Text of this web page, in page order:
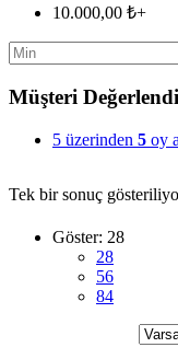
10.000,00 ₺+
Müşteri
5 üzerinden 5 oy
Tek bir sonuç
Göster: 28
28
56
84